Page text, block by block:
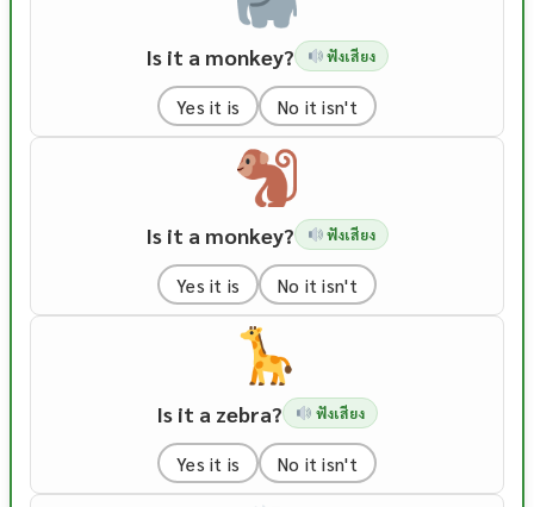
Is it a monkey? ฟังเสียง
Yes it is No it isn't
Is it a monkey? ฟังเสียง
Yes it is No it isn't
Is it a zebra? ฟังเสียง
Yes it is No it isn't